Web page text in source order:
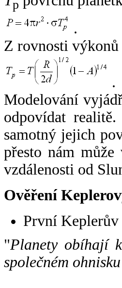
p
.
Z rovnosti výkonů
.
Modelování
odpovídat
samotný jejich
přesto nám
vzdálenosti od
Ověření
První Keplerův
"Planety obíhají
společném